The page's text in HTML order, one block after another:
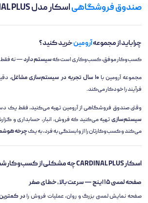
صندوق فروشگاهیاسکار مدل CARDINAL PLUS
چرا باید از مجموعهآرومینخرید کنید؟
کسب‌وکار موفق، کسب‌وکاری است کهسیستم دارد— نه فقط
مجموعه آرومین با۱۰ سال تجربه در سیستم‌سازی مشاغل
،
فرآیند را خودکار می‌کند.
وقتی صندوق فروشگاهی از آرومین تهیه می‌کنید، فقط
سیستم‌سازیتهیه می‌کنید که فروش، انبار، حسابداری و
می‌کند و کسب‌وکارتان را از وابستگی به فرد، به یکچرخه
اسکار CARDINAL PLUS چه مشکلی از کسب‌وکار شما حل می‌کند؟
صفحه لمسی ۱۵ اینچ — سرعت بالا، خطای صفر
صفحه نمایش لمسی بزرگ و روان، عملیات فروش رادر